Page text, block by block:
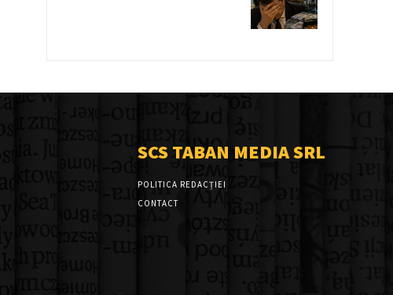
SCS TABAN MEDIA SRL
POLITICA REDACȚIEI
CONTACT